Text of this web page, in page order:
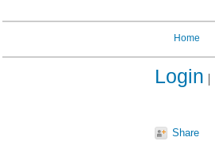
Home
Login
Share